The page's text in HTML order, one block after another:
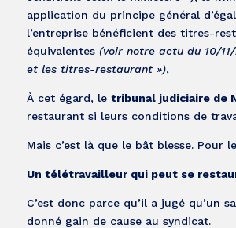
application du principe général
l’entreprise bénéficient des titres-
équivalentes (voir notre actu du 10/
et les titres-restaurant »),
À cet égard, le tribunal judiciaire de
restaurant si leurs conditions de
Mais c’est là que le bât blesse. Pour
Un télétravailleur qui peut se
C’est donc parce qu’il a jugé qu’un
donné gain de cause au syndicat.